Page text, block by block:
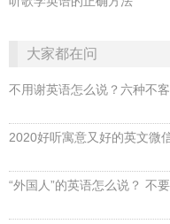
大家都在问
不用谢英语怎么说？六种不
2020好听寓意又好的英文微
“外国人”的英语怎么说？ 不